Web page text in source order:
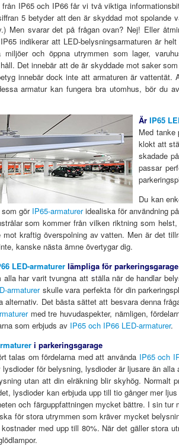
IP65 och IP66 får vi två viktiga
5 betyder att den är skyddad mot
Men svarar det på frågan ovan? Nej! Eller
indikerar att LED-belysningsarmaturen är
miljöer och öppna utrymmen som lager,
Det innebär att de är skyddade mot saker
innebär dock inte att armaturen är vattentät.
armatur kan fungera bra utomhus, bör du
Är IP65
Med tanke
klokt att
skadade
passar
Du kan
gör IP65-armatureridealiska för användning
som kommer från vilken riktning som
mot kraftig överspolning av vatten. Men är det
kanske nästa ämne övertygar dig.
LED-armaturer lämpliga för
alla har varit tvungna att ställa när de handlar
armaturerskulle vara perfekta för din
alternativ. Det bästa sättet att besvara denna
med tre huvudaspekter, nämligen,
som erbjuds av IP65 och IP66 LED-armaturer.
i parkeringsgarage
talas om fördelarna med att använda IP65 och
lysdioder för belysning, lysdioder är ljusare än
utan att din elräkning blir skyhög. Normalt
lysdioder kan erbjuda upp till tio gånger mer
och färguppfattningen mycket bättre. I sin
för stora utrymmen som kräver mycket
kostnader med upp till 80%. När det gäller stora